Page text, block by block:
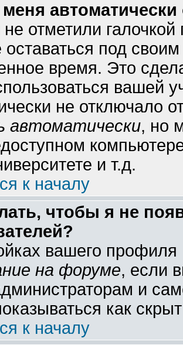
автоматически
отметили галочкой
оставаться под
время. Это
вашей
не отключало
автоматически, но
и т.д.
к началу
чтобы я не
вашего
на форуме, если
и
как
к началу